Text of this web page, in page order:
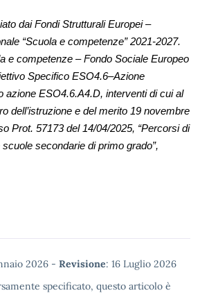
dai Fondi Strutturali Europei –
“Scuola e competenze” 2021-2027.
e competenze – Fondo Sociale Europeo
Specifico ESO4.6–Azione
azione ESO4.6.A4.D, interventi di cui al
dell’istruzione e del merito 19 novembre
Prot. 57173 del 14/04/2025, “Percorsi di
secondarie di primo grado”,
2026 - Revisione: 16 Luglio 2026
specificato, questo articolo è